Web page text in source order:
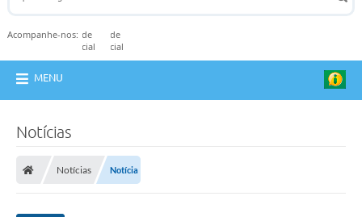
Acompanhe-nos:
MENU
Notícias
Notícias Notícia